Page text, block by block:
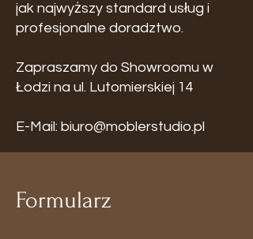
jak najwyższy standard usług i
profesjonalne doradztwo.
Zapraszamy do Showroomu w
Łodzi na ul. Lutomierskiej 14
E-Mail: biuro@moblerstudio.pl
Formularz